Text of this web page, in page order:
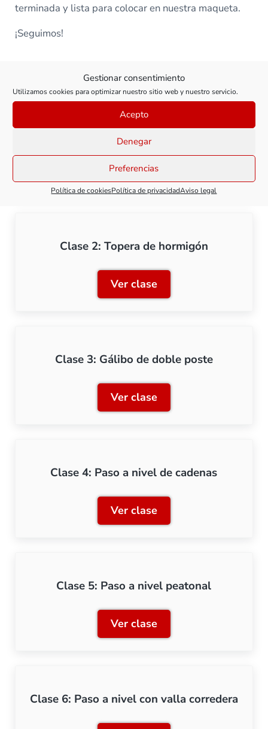
Gestionar consentimiento
Utilizamos cookies para optimizar nuestro sitio web y nuestro servicio.
Acepto
Denegar
Preferencias
Política de cookiesPolítica de privacidadAviso legal
terminada y lista para colocar en nuestra maqueta.
¡Seguimos!
Todas las clases de este curso
Clase 1: Topera de railes
Ver claseClase 1: Topera de railes
Clase 2: Topera de hormigón
Ver claseClase 2: Topera de
Clase 3: Gálibo de doble poste
Ver claseClase 3: Gálibo de doble
Clase 4: Paso a nivel de cadenas
Ver claseClase 4: Paso a nivel de
Clase 5: Paso a nivel peatonal
Ver claseClase 5: Paso a nivel
Clase 6: Paso a nivel con valla corredera